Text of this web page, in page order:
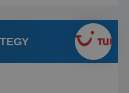
gevoegd...